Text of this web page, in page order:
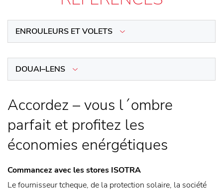
ENROULEURS ET VOLETS
DOUAI–LENS
Accordez – vous l´ombre
parfait et profitez les
économies enérgétiques
Commancez avec les stores ISOTRA
Le fournisseur tcheque, de la protection solaire, la société